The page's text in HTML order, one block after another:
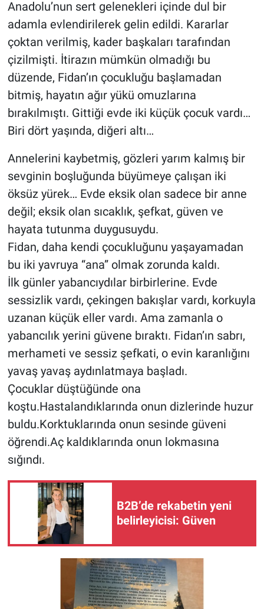
Anadolu’nun sert gelenekleri içinde dul bir
adamla evlendirilerek gelin edildi. Kararlar
çoktan verilmiş, kader başkaları tarafından
çizilmişti. İtirazın mümkün olmadığı bu
düzende, Fidan’ın çocukluğu başlamadan
bitmiş, hayatın ağır yükü omuzlarına
bırakılmıştı. Gittiği evde iki küçük çocuk vardı…
Biri dört yaşında, diğeri altı…
Annelerini kaybetmiş, gözleri yarım kalmış bir
sevginin boşluğunda büyümeye çalışan iki
öksüz yürek… Evde eksik olan sadece bir anne
değil; eksik olan sıcaklık, şefkat, güven ve
hayata tutunma duygusuydu.
Fidan, daha kendi çocukluğunu yaşayamadan
bu iki yavruya “ana” olmak zorunda kaldı.
İlk günler yabancıydılar birbirlerine. Evde
sessizlik vardı, çekingen bakışlar vardı, korkuyla
uzanan küçük eller vardı. Ama zamanla o
yabancılık yerini güvene bıraktı. Fidan’ın sabrı,
merhameti ve sessiz şefkati, o evin karanlığını
yavaş yavaş aydınlatmaya başladı.
Çocuklar düştüğünde ona
koştu.Hastalandıklarında onun dizlerinde huzur
buldu.Korktuklarında onun sesinde güveni
öğrendi.Aç kaldıklarında onun lokmasına
sığındı.
B2B’de rekabetin yeni
belirleyicisi: Güven